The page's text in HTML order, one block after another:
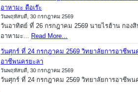
อาหามะ ดือเร๊ะ
วันพฤหัสบดี, 30 กรกฎาคม 2569
วันอาทิตย์ ที่ 26 กรกฎาคม 2569 นายไรฮ้าน กอ
อาหามะ... Read More...
วันศุกร์ ที่ 24 กรกฎาคม 2569 วิทยาลัยการอาชีพ
อาชีพนครยะลา
วันพฤหัสบดี, 30 กรกฎาคม 2569
วันศุกร์ ที่ 24 กรกฎาคม 2569 วิทยาลัยการอาชีพ